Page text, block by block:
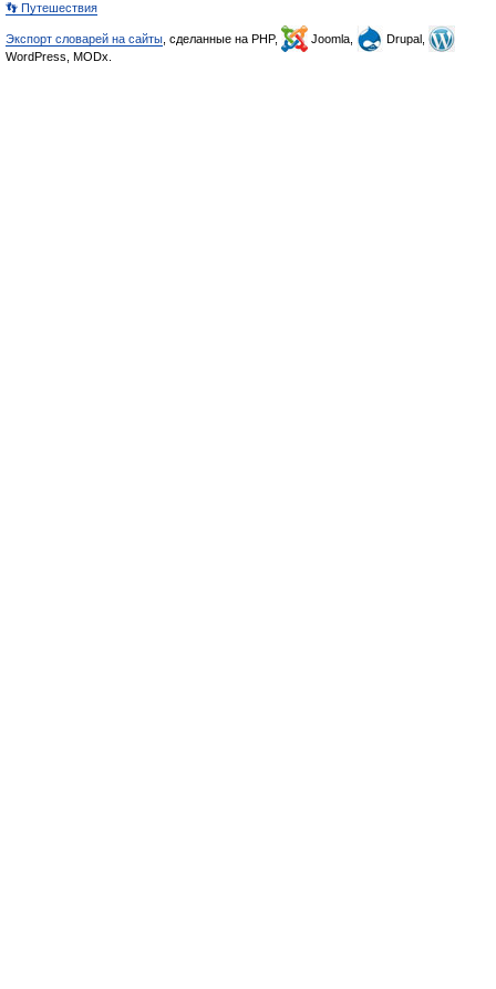
👣 Путешествия
Экспорт словарей на сайты, сделанные на PHP, Joomla,
Drupal,
WordPress, MODx.